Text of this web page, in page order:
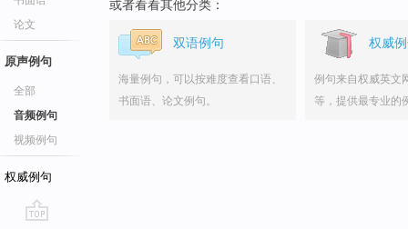
论文
原声例句
全部
音频例句
视频例句
权威例句
或者看看其他分类：
双语例句
海量例句，可以按难度查看口语、
书面语、论文例句。
权威
例句来自权威英文
等，提供最专业的